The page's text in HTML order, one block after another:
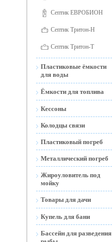
Септик ЕВРОБИОН
Септик Тритон-Н
Септик Тритон-Т
Пластиковые ёмкости
для воды
наземные
Ёмкости для воды
(Тритон-Н)
Ёмкости для топлива
наземные и подземные
Мобильные АЗС
Кессоны
Колодцы связи
Пластиковый погреб
Металлический погреб
Жироуловитель под
мойку
Товары для дачи
Торфяной Биотуалет
Дренажные и фекальные
насосы
Купель для бани
Бассейн для разведения